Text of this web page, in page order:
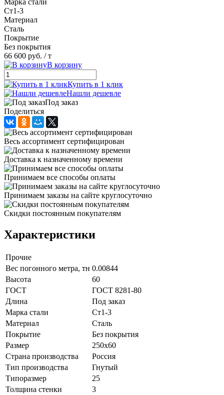
Ст1-3
Материал
Сталь
Покрытие
Без покрытия
66 600 руб. / т
В корзину
Купить в 1 клик
Нашли дешевле
Под заказ
Поделиться
Весь ассортимент сертифицирован
Доставка к назначенному времени
Принимаем все способы оплаты
Принимаем заказы на сайте круглосуточно
Скидки постоянным покупателям
Характеристики
Прочие
Вес погонного метра, тн 0.00844
Высота
60
ГОСТ
ГОСТ 8281-80
Длина
Под заказ
Марка стали
Ст1-3
Материал
Сталь
Покрытие
Без покрытия
Размер
250х60
Страна производства
Россия
Тип производства
Гнутый
Типоразмер
25
Толщина стенки
3